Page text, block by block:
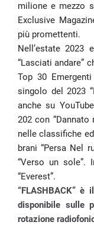
milione e mezzo
Exclusive
più promettenti.
Nell’estate 2023
“Lasciati andare”
Top 30
singolo del 2023
anche su
202 con
nelle classifiche
brani “Persa Nel
“Verso un sole”.
“Everest”.
“FLASHBACK” è
disponibile sulle
rotazione